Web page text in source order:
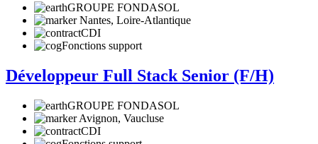
GROUPE FONDASOL
Nantes, Loire-Atlantique
CDI
Fonctions support
Développeur Full Stack Senior (F/H)
GROUPE FONDASOL
Avignon, Vaucluse
CDI